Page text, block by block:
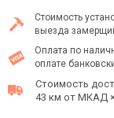
Стоимость
выезда
Оплата по
оплате
Стоимость
43 км от МКАД ×